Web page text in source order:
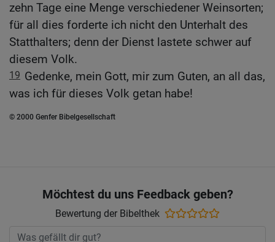
zehn Tage eine Menge verschiedener Weinsorten;
für all dies forderte ich nicht den Unterhalt des
Statthalters; denn der Dienst lastete schwer auf
diesem Volk.
19 Gedenke, mein Gott, mir zum Guten, an all das,
was ich für dieses Volk getan habe!
© 2000 Genfer Bibelgesellschaft
Möchtest du uns Feedback geben?
Bewertung der Bibelthek